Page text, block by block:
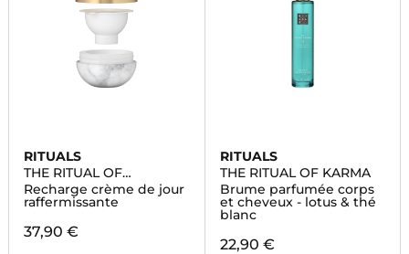
RITUALS
THE RITUAL OF
NAMASTE
Recharge crème de jour
raffermissante
37,90 €
RITUALS
THE RITUAL OF KARMA
Brume parfumée corps
et cheveux - lotus & thé
blanc
22,90 €